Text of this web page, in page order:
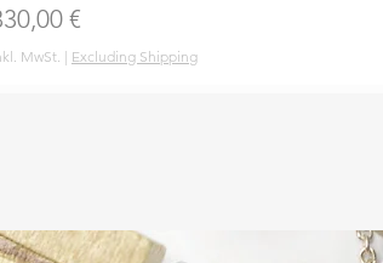
€
MwSt. | Excluding Shipping